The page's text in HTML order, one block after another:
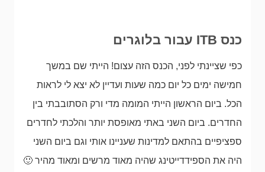
כנס ITB עבור בלוגרים
כפי שציינתי לפני, הכנס הזה עצום! הייתי שם במשך
חמישה ימים כל יום כמה שעות ועדיין לא יצא לי לראות
הכל. ביום הראשון הייתי המומה מדי ורק הסתובבתי בין
החדרים. ביום השני באתי מאופסת יותר והלכתי לחדרים
ספציפיים בהתאם למדינות שעניינו אותי וגם ביום השני
היה את הספידדייטינג שהיה מאוד מרשים ומאוד מהיר 🙂